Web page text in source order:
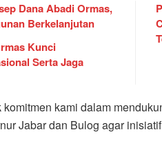
Dana Abadi Ormas,
Berkelanjutan
Kunci
Serta Jaga
komitmen kami dalam
Jabar dan Bulog agar